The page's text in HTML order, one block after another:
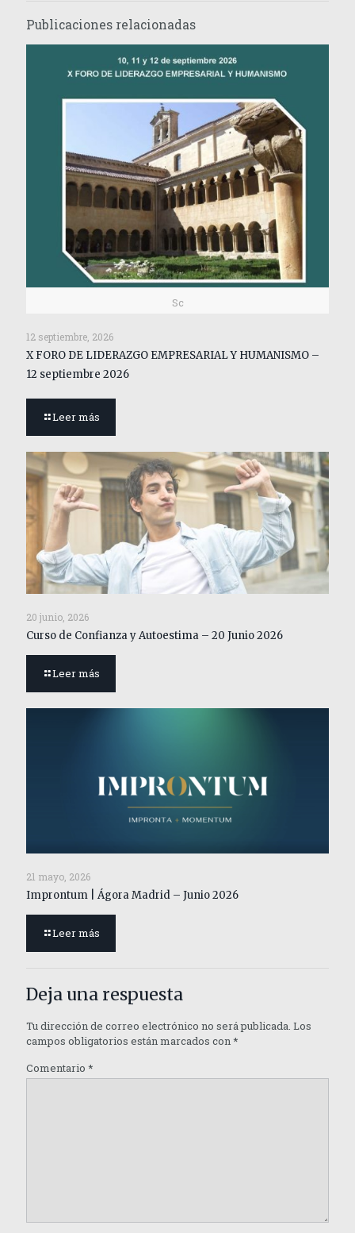
Publicaciones relacionadas
Sc
12 septiembre, 2026
X FORO DE LIDERAZGO EMPRESARIAL Y HUMANISMO –
12 septiembre 2026
Leer más
20 junio, 2026
Curso de Confianza y Autoestima – 20 Junio 2026
Leer más
21 mayo, 2026
Improntum | Ágora Madrid – Junio 2026
Leer más
Deja una respuesta
Tu dirección de correo electrónico no será publicada. Los
campos obligatorios están marcados con*
Comentario *